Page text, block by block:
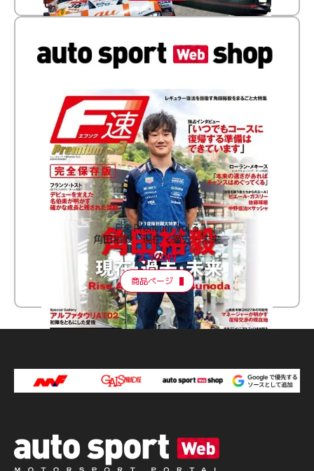
F速 Premium Vol.3
角田裕毅 現在・過去・未来
2,100円
商品ページ